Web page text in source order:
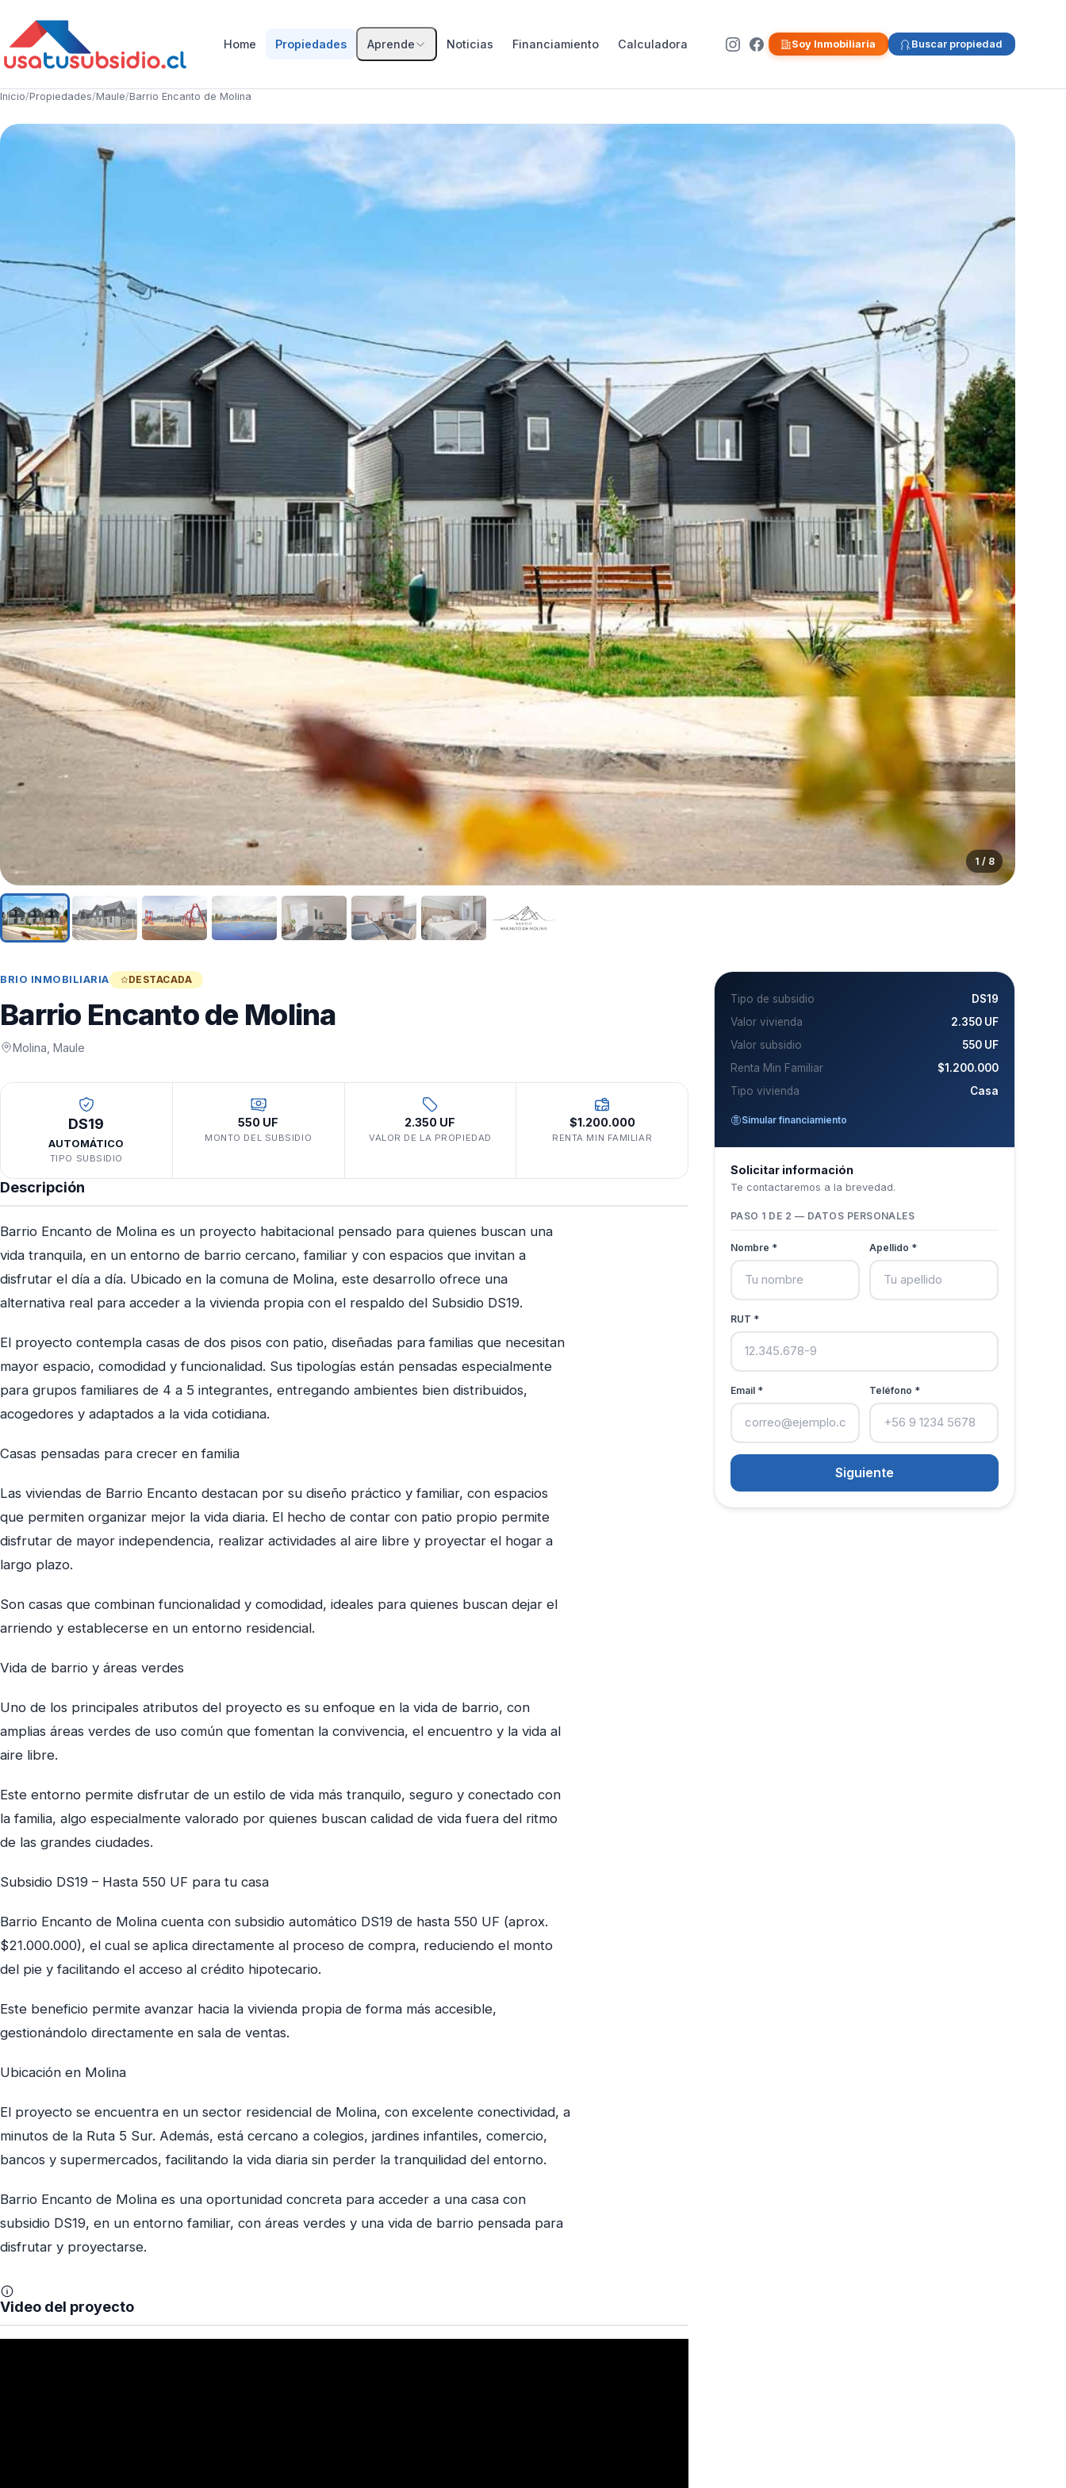
Home Propiedades Aprende
Todos los subsidios
Subsidio automático · hasta
DS49 Fondo Solidario
Compra sin crédito
Noticias Financiamiento Calculadora Soy Inmobiliaria Buscar propiedad
Inicio/Propiedades/Maule/Barrio Encanto de Molina
1 / 8
BRIO INMOBILIARIA DESTACADA
Barrio Encanto de Molina
Molina, Maule
DS19
AUTOMÁTICO
TIPO SUBSIDIO
550 UF
MONTO DEL SUBSIDIO
2.350 UF
VALOR DE LA PROPIEDAD
$1.200.000
RENTA MIN FAMILIAR
Descripción
Barrio Encanto de Molina es un proyecto habitacional pensado para quienes buscan una
vida tranquila, en un entorno de barrio cercano, familiar y con espacios que invitan a
disfrutar el día a día. Ubicado en la comuna de Molina, este desarrollo ofrece una
alternativa real para acceder a la vivienda propia con el respaldo del Subsidio DS19.
El proyecto contempla casas de dos pisos con patio, diseñadas para familias que necesitan
mayor espacio, comodidad y funcionalidad. Sus tipologías están pensadas especialmente
para grupos familiares de 4 a 5 integrantes, entregando ambientes bien distribuidos,
acogedores y adaptados a la vida cotidiana.
Casas pensadas para crecer en familia
Las viviendas de Barrio Encanto destacan por su diseño práctico y familiar, con espacios
que permiten organizar mejor la vida diaria. El hecho de contar con patio propio permite
disfrutar de mayor independencia, realizar actividades al aire libre y proyectar el hogar a
largo plazo.
Son casas que combinan funcionalidad y comodidad, ideales para quienes buscan dejar el
arriendo y establecerse en un entorno residencial.
Vida de barrio y áreas verdes
Uno de los principales atributos del proyecto es su enfoque en la vida de barrio, con
amplias áreas verdes de uso común que fomentan la convivencia, el encuentro y la vida al
aire libre.
Este entorno permite disfrutar de un estilo de vida más tranquilo, seguro y conectado con
la familia, algo especialmente valorado por quienes buscan calidad de vida fuera del ritmo
de las grandes ciudades.
Subsidio DS19 – Hasta 550 UF para tu casa
Barrio Encanto de Molina cuenta con subsidio automático DS19 de hasta 550 UF (aprox.
$21.000.000), el cual se aplica directamente al proceso de compra, reduciendo el monto
del pie y facilitando el acceso al crédito hipotecario.
Este beneficio permite avanzar hacia la vivienda propia de forma más accesible,
gestionándolo directamente en sala de ventas.
Ubicación en Molina
El proyecto se encuentra en un sector residencial de Molina, con excelente conectividad, a
minutos de la Ruta 5 Sur. Además, está cercano a colegios, jardines infantiles, comercio,
bancos y supermercados, facilitando la vida diaria sin perder la tranquilidad del entorno.
Barrio Encanto de Molina es una oportunidad concreta para acceder a una casa con
subsidio DS19, en un entorno familiar, con áreas verdes y una vida de barrio pensada para
disfrutar y proyectarse.
Video del proyecto
Tipo de subsidio
DS19
Valor vivienda
2.350 UF
Valor subsidio
550 UF
Renta Min Familiar
$1.200.000
Tipo vivienda
Casa
Simular financiamiento
Solicitar información
Te contactaremos a la brevedad.
PASO 1 DE 2 — DATOS PERSONALES
Nombre * Apellido *
RUT *
Email * Teléfono *
Siguiente